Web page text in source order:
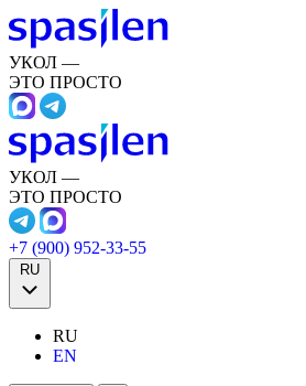
УКОЛ —
ЭТО ПРОСТО
УКОЛ —
ЭТО ПРОСТО
+7 (900) 952-33-55
RU
RU
EN